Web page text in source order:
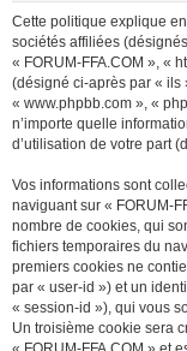
Cette politique explique
sociétés affiliées
« FORUM-FFA.COM », «
(désigné ci-après par « ils
« www.phpbb.com », «
n’importe quelle
d’utilisation de votre part
Vos informations sont
naviguant sur « FORUM-
nombre de cookies, qui
fichiers temporaires du
premiers cookies ne
par « user-id ») et un
« session-id »), qui vous
Un troisième cookie sera